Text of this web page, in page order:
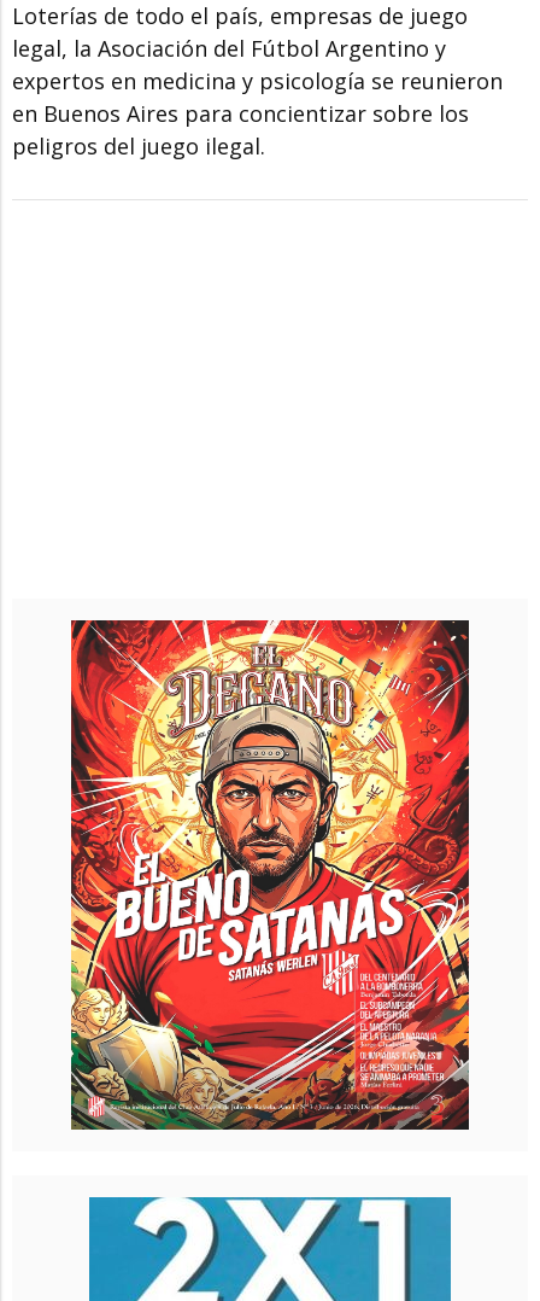
Loterías de todo el país, empresas de juego
legal, la Asociación del Fútbol Argentino y
expertos en medicina y psicología se reunieron
en Buenos Aires para concientizar sobre los
peligros del juego ilegal.